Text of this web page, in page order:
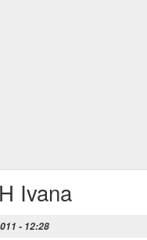
Ivana
- 12:28